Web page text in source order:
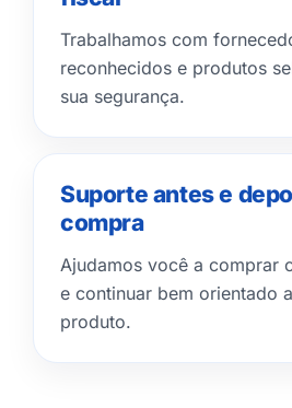
Trabalhamos com
reconhecidos e produtos
sua segurança.
Suporte antes e
compra
Ajudamos você a comprar
e continuar bem orientado
produto.